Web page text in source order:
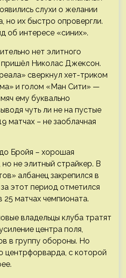
слухи о желании
но их быстро опровергли.
об интересе «синих».
нет элитного
пришёл Николас Джексон.
сверкнул хет-триком
и голом «Ман Сити» —
ему буквально
чуть ли не на пустые
матчах – не заоблачная
Бройя – хорошая
не элитный страйкер. В
албанец закрепился в
этот период отметился
матчах чемпионата.
владельцы клуба тратят
центра поля,
в группу обороны. Но
центрфорварда, с которой